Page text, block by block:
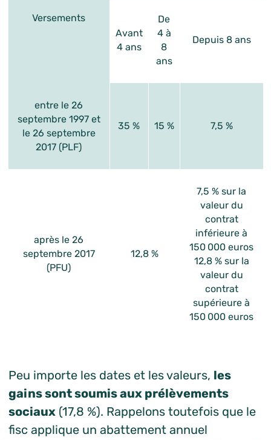
Versements
Avant
4 ans
De
4 à
8
ans
Depuis 8 ans
entre le 26
septembre 1997 et
le 26 septembre
2017 (PLF)
35 % 15 % 7,5 %
après le 26
septembre 2017
(PFU)
12,8 %
7,5 % sur la
valeur du
contrat
inférieure à
150 000 euros
12,8 % sur la
valeur du
contrat
supérieure à
150 000 euros
Peu importe les dates et les valeurs, les
gains sont soumis aux prélèvements
sociaux(17,8 %). Rappelons toutefois que le
fisc applique un abattement annuel